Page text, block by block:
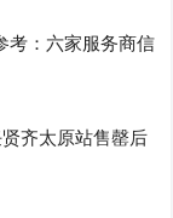
考：六家服务商信
齐太原站售罄后